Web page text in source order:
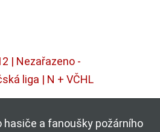
| Nezařazeno -
liga | N + VČHL
a fanoušky požárního